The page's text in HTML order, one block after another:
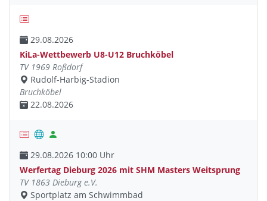
29.08.2026
KiLa-Wettbewerb U8-U12 Bruchköbel
TV 1969 Roßdorf
Rudolf-Harbig-Stadion
Bruchköbel
22.08.2026
29.08.2026 10:00 Uhr
Werfertag Dieburg 2026 mit SHM Masters Weitsprung
TV 1863 Dieburg e.V.
Sportplatz am Schwimmbad